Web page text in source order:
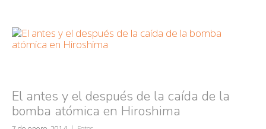
El antes y el después de la caída de la
bomba atómica en Hiroshima